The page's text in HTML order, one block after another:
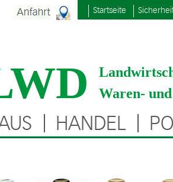
Startseite
Waren-
HANDEL